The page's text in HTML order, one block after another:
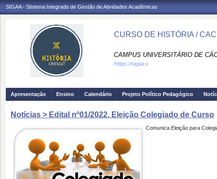
SIGAA - Sistema Integrado de Gestão de Atividades Acadêmicas
CURSO DE HISTÓRIA / CAC
CAMPUS UNIVERSITÁRIO DE
/https://sigaa.u
Apresentação Ensino Calendário Projeto Político Pedagógico
Notícias > Edital nº01/2022. Eleição Colegiado de Curso
Comunica Eleição para